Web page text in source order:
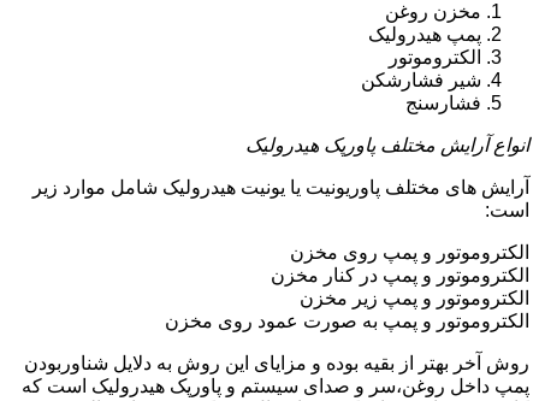
مخزن روغن
پمپ هیدرولیک
الکتروموتور
شیر فشارشکن
فشارسنج
انواع آرایش مختلف پاورپک هیدرولیک
آرایش های مختلف پاوریونیت یا یونیت هیدرولیک شامل موارد زیر
است:
الکتروموتور و پمپ روی مخزن
الکتروموتور و پمپ در کنار مخزن
الکتروموتور و پمپ زیر مخزن
الکتروموتور و پمپ به صورت عمود روی مخزن
روش آخر بهتر از بقیه بوده و مزایای این روش به دلایل شناوربودن
پمپ داخل روغن،سر و صدای سیستم و پاورپک هیدرولیک است که